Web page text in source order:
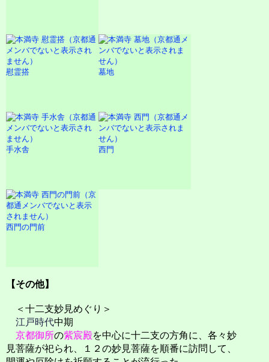
慰霊搭 墓地
手水舎 西門
西門の門前
【その他】
＜十二支妙見めぐり＞
江戸時代中期
京都御所の紫宸殿を中心に十二支の方角に、各々妙
見菩薩が祀られ、１２の妙見菩薩を順番に訪問して、